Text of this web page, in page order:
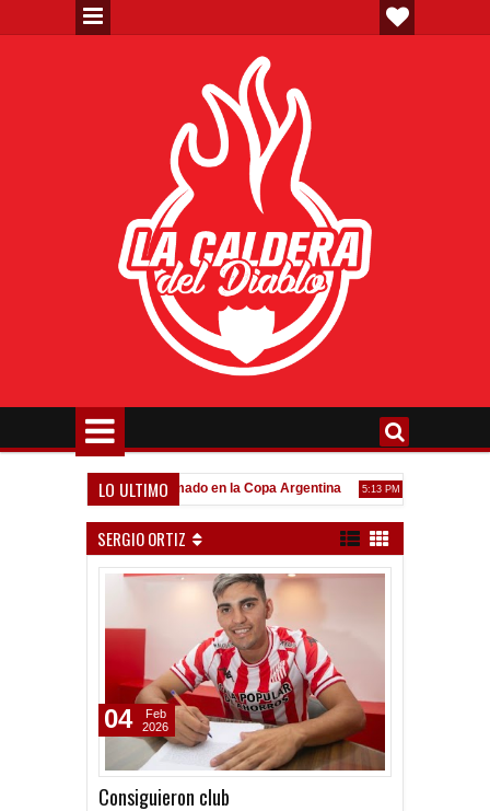
LO ULTIMO
Todo confirmado en la Copa Argentina 5:13 PM Goleada histórica
SERGIO ORTIZ
Consiguieron club
04
Feb
2026